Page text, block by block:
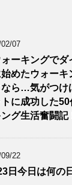
07
ォーキングで
めたウォーキ
なら…気がつけ
に成功した
グ生活奮闘記
22
日今日は何の